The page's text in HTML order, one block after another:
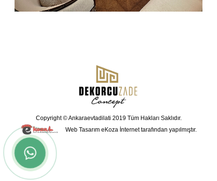
Copyright © Ankaraevtadilati 2019 Tüm Hakları Saklıdır.
Web TasarımeKoza İnternet tarafından yapılmıştır.